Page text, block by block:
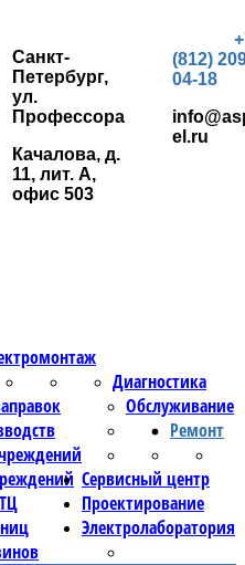
Санкт-
Петербург,
ул.
Профессора
Качалова, д.
11, лит. А,
офис 503
(812)
04-18
el.ru
Диагностика
Обслуживание
Ремонт
Сервисный центр
Проектирование
Электролаборатория